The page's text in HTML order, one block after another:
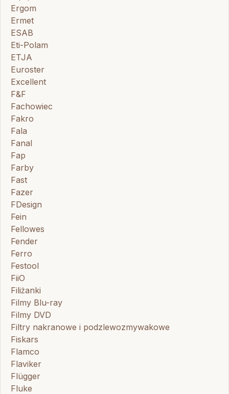
Ergom
Ermet
ESAB
Eti-Polam
ETJA
Euroster
Excellent
F&F
Fachowiec
Fakro
Fala
Fanal
Fap
Farby
Fast
Fazer
FDesign
Fein
Fellowes
Fender
Ferro
Festool
FiiO
Filiżanki
Filmy Blu-ray
Filmy DVD
Filtry nakranowe i podzlewozmywakowe
Fiskars
Flamco
Flaviker
Flügger
Fluke